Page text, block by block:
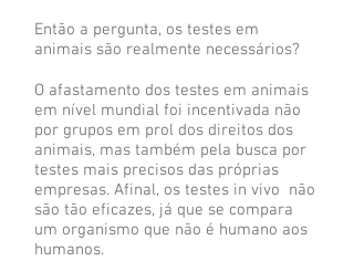
Então a pergunta, os testes em
animais são realmente necessários?
O afastamento dos testes em animais
em nível mundial foi incentivada não
por grupos em prol dos direitos dos
animais, mas também pela busca por
testes mais precisos das próprias
empresas. Afinal, os testes in vivo não
são tão eficazes, já que se compara
um organismo que não é humano aos
humanos.